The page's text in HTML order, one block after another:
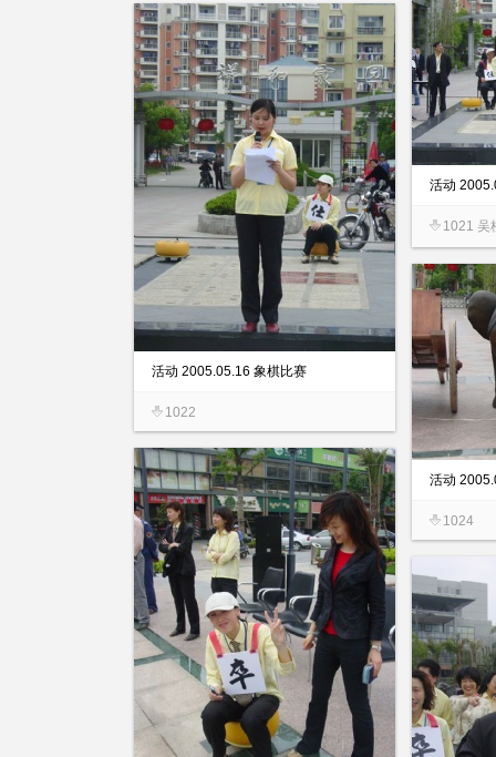
活动
1021 吴
活动 2005.05.16 象棋比赛
1022
活动
1024